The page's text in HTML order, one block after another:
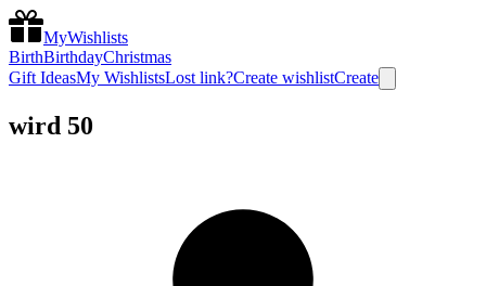
MyWishlists
BirthBirthdayChristmas
Gift IdeasMy WishlistsLost link?Create wishlistCreate
wird 50